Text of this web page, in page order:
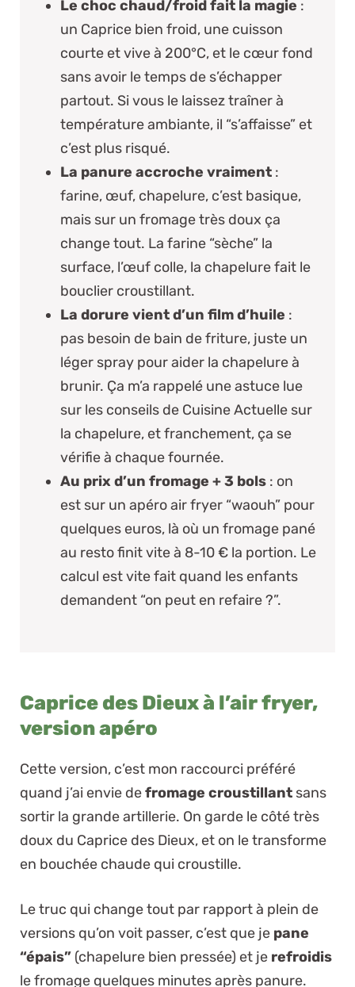
Le choc chaud/froid fait la magie :
un Caprice bien froid, une cuisson
courte et vive à 200°C, et le cœur fond
sans avoir le temps de s’échapper
partout. Si vous le laissez traîner à
température ambiante, il “s’affaisse” et
c’est plus risqué.
La panure accroche vraiment :
farine, œuf, chapelure, c’est basique,
mais sur un fromage très doux ça
change tout. La farine “sèche” la
surface, l’œuf colle, la chapelure fait le
bouclier croustillant.
La dorure vient d’un film d’huile :
pas besoin de bain de friture, juste un
léger spray pour aider la chapelure à
brunir. Ça m’a rappelé une astuce lue
sur les conseils de Cuisine Actuelle sur
la chapelure, et franchement, ça se
vérifie à chaque fournée.
Au prix d’un fromage + 3 bols : on
est sur un apéro air fryer “waouh” pour
quelques euros, là où un fromage pané
au resto finit vite à 8-10 € la portion. Le
calcul est vite fait quand les enfants
demandent “on peut en refaire ?”.
Caprice des Dieux à l’air fryer,
version apéro
Cette version, c’est mon raccourci préféré
quand j’ai envie defromage croustillant sans
sortir la grande artillerie. On garde le côté très
doux du Caprice des Dieux, et on le transforme
en bouchée chaude qui croustille.
Le truc qui change tout par rapport à plein de
versions qu’on voit passer, c’est que je pane
“épais” (chapelure bien pressée) et je refroidis
le fromage quelques minutes après panure.